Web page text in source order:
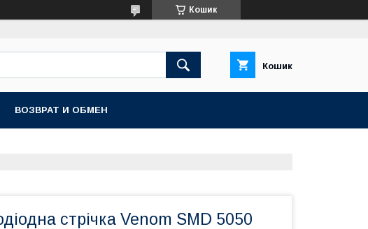
Кошик
Кошик
ВОЗВРАТ И ОБМЕН
стрічка Venom SMD 5050